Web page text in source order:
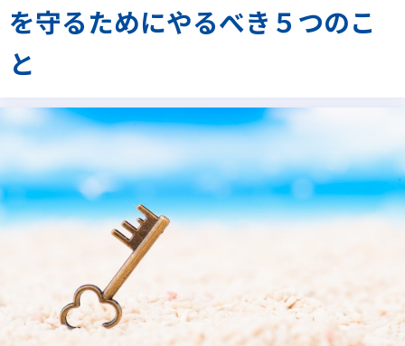
を守るためにやるべき５つのこ
と